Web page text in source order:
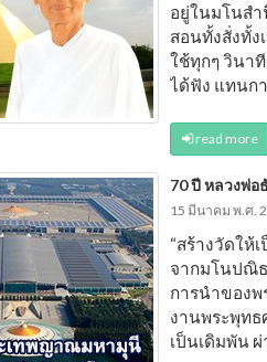
อยู่ในมโนสำ
สอนทั้งสั่งทั้ง
ใช้ทุกๆ วินา
ได้ฟัง แทนก
read more
70 ปี หลวงพ่อ
15 มีนาคม พ.ศ.
“สร้างวัดให้
จากมโนปณิธ
การนำของ
งานพระพุทธ
เป็นเดิมพัน